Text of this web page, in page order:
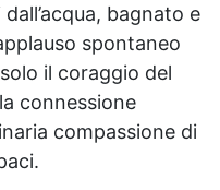
bagnato e
spontaneo
il coraggio del
connessione
compassione di